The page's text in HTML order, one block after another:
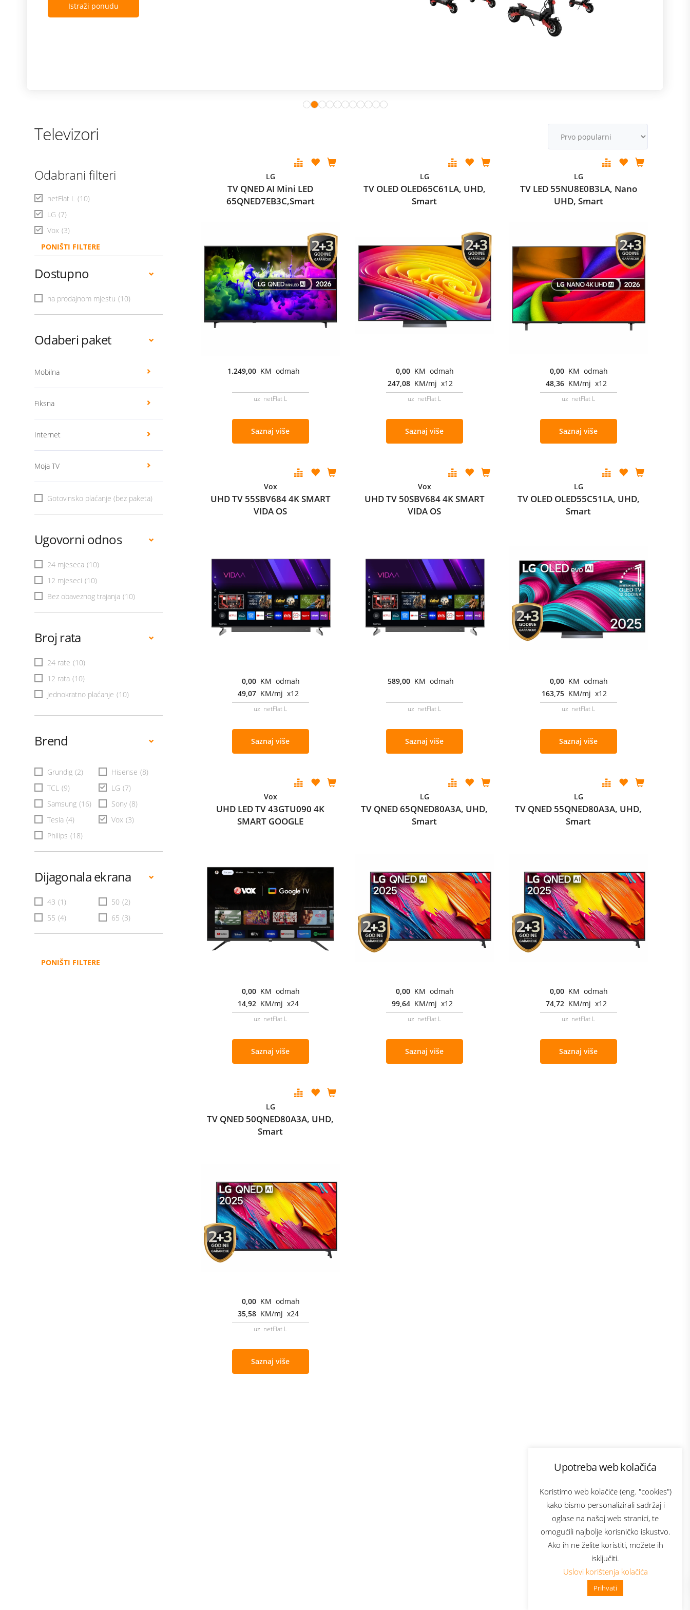
Upotreba web kolačića
Koristimo web kolačiće (eng. "cookies")
kako bismo personalizirali sadržaj i
oglase na našoj web stranici, te
omogućili najbolje korisničko iskustvo.
Ako ih ne želite koristiti, možete ih
isključiti.
Uslovi korištenja kolačića
Prihvati
👋 Zdravo, kako mogu pomoći?
Istraži ponudu
Televizori
Odabrani filteri
netFlat L (10)
LG (7)
Vox (3)
PONIŠTI FILTERE
Dostupno
na prodajnom mjestu (10)
Odaberi paket
Mobilna
Fiksna
Internet
Moja TV
Gotovinsko plaćanje (bez paketa)
Ugovorni odnos
24 mjeseca (10)
12 mjeseci (10)
Bez obaveznog trajanja (10)
Broj rata
24 rate (10)
12 rata (10)
Jednokratno plaćanje (10)
Brend
Grundig (2) Hisense (8)
TCL (9) LG (7)
Samsung (16) Sony (8)
Tesla (4) Vox (3)
Philips (18)
Dijagonala ekrana
43 (1) 50 (2)
55 (4) 65 (3)
PONIŠTI FILTERE
LG
TV QNED AI Mini LED
65QNED7EB3C,Smart
1.249,00 KM odmah
uz netFlat L
Saznaj više
LG
TV OLED OLED65C61LA, UHD,
Smart
0,00 KM odmah
247,08 KM/mj x12
uz netFlat L
Saznaj više
LG
TV LED 55NU8E0B3LA, Nano
UHD, Smart
0,00 KM odmah
48,36 KM/mj x12
uz netFlat L
Saznaj više
Vox
UHD TV 55SBV684 4K SMART
VIDA OS
0,00 KM odmah
49,07 KM/mj x12
uz netFlat L
Saznaj više
Vox
UHD TV 50SBV684 4K SMART
VIDA OS
589,00 KM odmah
uz netFlat L
Saznaj više
LG
TV OLED OLED55C51LA, UHD,
Smart
0,00 KM odmah
163,75 KM/mj x12
uz netFlat L
Saznaj više
Vox
UHD LED TV 43GTU090 4K
SMART GOOGLE
0,00 KM odmah
14,92 KM/mj x24
uz netFlat L
Saznaj više
LG
TV QNED 65QNED80A3A, UHD,
Smart
0,00 KM odmah
99,64 KM/mj x12
uz netFlat L
Saznaj više
LG
TV QNED 55QNED80A3A, UHD,
Smart
0,00 KM odmah
74,72 KM/mj x12
uz netFlat L
Saznaj više
LG
TV QNED 50QNED80A3A, UHD,
Smart
0,00 KM odmah
35,58 KM/mj x24
uz netFlat L
Saznaj više
Bonus plus
Prijava za newsletter